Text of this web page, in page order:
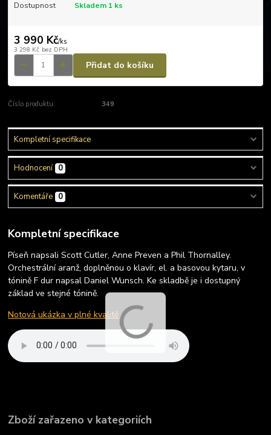
Dostupnost Skladem 1 ks
3 990 Kč/ks
3 298 Kč bez DPH
Přidat do košíku
Číslo produktu: 349
Kompletní specifikace
Hodnocení 0
Komentáře 0
Kompletní specifikace
Píseň napsali Scott Cutler, Anne Preven a Phil Thornalley.
Orchestrální aranž, doplněnou o klavír, el. a basovou kytaru, v
tónině F dur napsal Daniel Wunsch. Ke skladbě je i dostupný
základ ve stejné tónině.
Notová ukázka v plné kvalitě
Zboží zařazeno v kategoriích